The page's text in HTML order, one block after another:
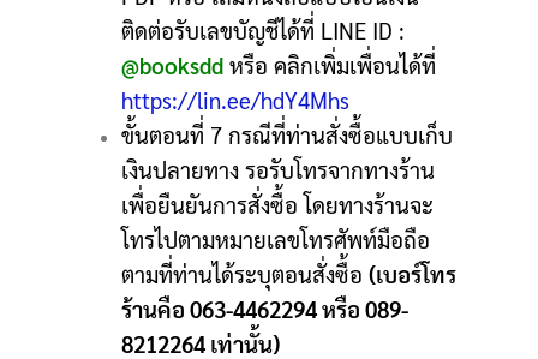
ติดต่อรับเลขบัญชีได้ที่ LINE ID :
@booksdd หรือ คลิกเพิ่มเพื่อนได้ที่
https://lin.ee/hdY4Mhs
ขั้นตอนที่ 7 กรณีที่ท่านสั่งซื้อแบบเก็บ
เงินปลายทาง รอรับโทรจากทางร้าน
เพื่อยืนยันการสั่งซื้อ โดยทางร้านจะ
โทรไปตามหมายเลขโทรศัพท์มือถือ
ตามที่ท่านได้ระบุตอนสั่งซื้อ(เบอร์โทร
ร้านคือ 063-4462294 หรือ 089-
8212264 เท่านั้น)